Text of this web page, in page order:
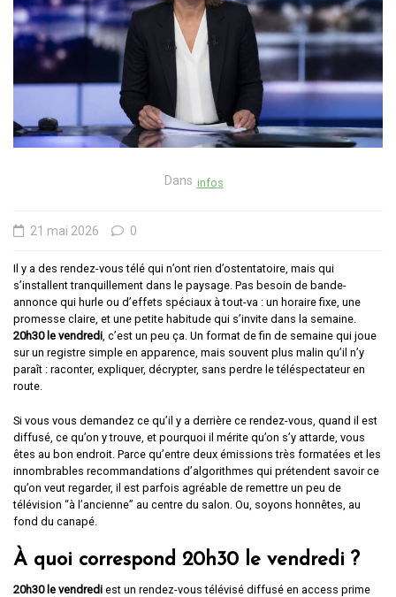
Dans infos
21 mai 2026 0
Il y a des rendez-vous télé qui n’ont rien d’ostentatoire, mais qui
s’installent tranquillement dans le paysage. Pas besoin de bande-
annonce qui hurle ou d’effets spéciaux à tout-va : un horaire fixe, une
promesse claire, et une petite habitude qui s’invite dans la semaine.
20h30 le vendredi, c’est un peu ça. Un format de fin de semaine qui joue
sur un registre simple en apparence, mais souvent plus malin qu’il n’y
paraît : raconter, expliquer, décrypter, sans perdre le téléspectateur en
route.
Si vous vous demandez ce qu’il y a derrière ce rendez-vous, quand il est
diffusé, ce qu’on y trouve, et pourquoi il mérite qu’on s’y attarde, vous
êtes au bon endroit. Parce qu’entre deux émissions très formatées et les
innombrables recommandations d’algorithmes qui prétendent savoir ce
qu’on veut regarder, il est parfois agréable de remettre un peu de
télévision “à l’ancienne” au centre du salon. Ou, soyons honnêtes, au
fond du canapé.
À quoi correspond 20h30 le vendredi ?
20h30 le vendredi est un rendez-vous télévisé diffusé en access prime